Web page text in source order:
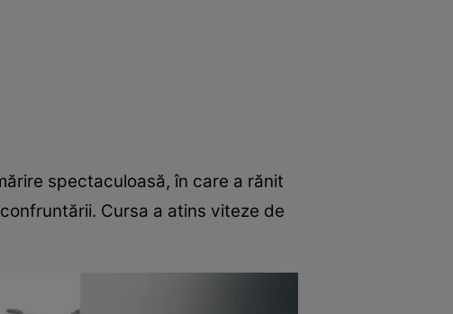
spectaculoasă, în care a rănit
Cursa a atins viteze de